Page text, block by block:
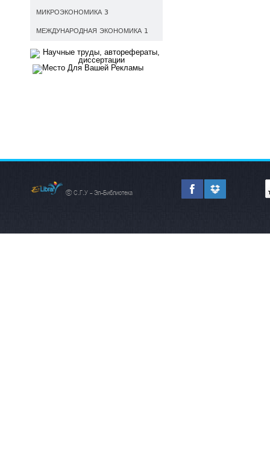
МИКРОЭКОНОМИКА 3
МЕЖДУНАРОДНАЯ ЭКОНОМИКА 1
© С.Г.У - Эл-Библиотека